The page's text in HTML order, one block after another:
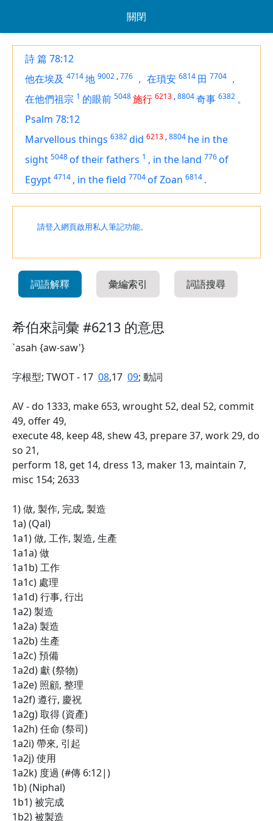
關閉
詩 篇 78:12
他在埃及 4714地 9002 ,776 ， 在瑣安 6814 田 7704 ，
在他們祖宗 1 的眼前 5048施行 6213 ,8804奇事 6382 。
Psalm 78:12
Marvellous things 6382did 6213 ,8804 he in the
sight 5048of their fathers 1 , in the land 776of
Egypt 4714 , in the field 7704of Zoan 6814 .
請登入網頁啟用私人筆記功能。
詞語解釋 彙編索引 詞語搜尋
希伯來詞彙 #6213 的意思
`asah {aw-saw'}
字根型; TWOT - 17 08,17 09; 動詞
AV - do 1333, make 653, wrought 52, deal 52, commit
49, offer 49,
execute 48, keep 48, shew 43, prepare 37, work 29, do
so 21,
perform 18, get 14, dress 13, maker 13, maintain 7,
misc 154; 2633
1) 做, 製作, 完成, 製造
1a) (Qal)
1a1) 做, 工作, 製造, 生產
1a1a) 做
1a1b) 工作
1a1c) 處理
1a1d) 行事, 行出
1a2) 製造
1a2a) 製造
1a2b) 生產
1a2c) 預備
1a2d) 獻 (祭物)
1a2e) 照顧, 整理
1a2f) 遵行, 慶祝
1a2g) 取得 (資產)
1a2h) 任命 (祭司)
1a2i) 帶來, 引起
1a2j) 使用
1a2k) 度過 (#傳 6:12|)
1b) (Niphal)
1b1) 被完成
1b2) 被製造